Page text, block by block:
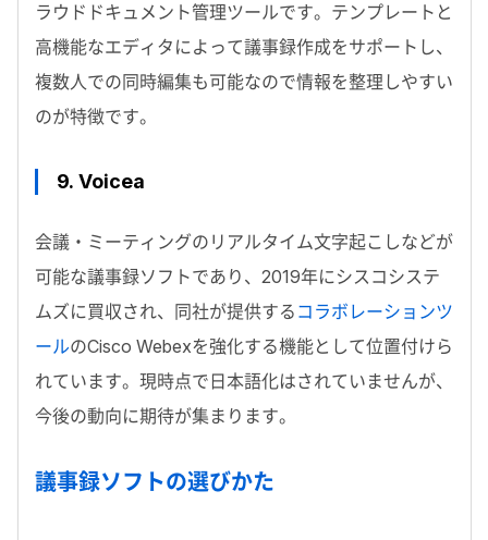
ラウドドキュメント管理ツールです。テンプレートと
高機能なエディタによって議事録作成をサポートし、
複数人での同時編集も可能なので情報を整理しやすい
のが特徴です。
9. Voicea
会議・ミーティングのリアルタイム文字起こしなどが
可能な議事録ソフトであり、2019年にシスコシステ
ムズに買収され、同社が提供する コラボレーションツ
ールのCisco Webexを強化する機能として位置付けら
れています。現時点で日本語化はされていませんが、
今後の動向に期待が集まります。
議事録ソフトの選びかた